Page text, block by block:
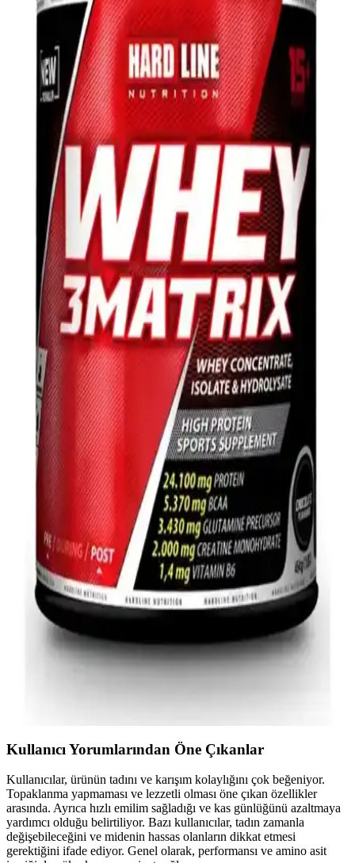
Yüksek kaliteli, düşük yağlı ve karbonhidratlı whey protein tozu,
kas gelişimini hızlandırır, kolay emilir ve lezzetli çilek aromasıyla
sporcuların favorisi olur.
Saç Ürünlerindeki Proteinlerin Saç Sağlığına
Etkileri ve Kullanım Koşulları
Saç ürünlerindeki proteinlerin saça etkisi, ürün formülasyonu,
protein türü ve saç tipine bağlıdır. Doğru kullanıldığında saçın
güçlenmesine katkı sağlar ancak yapısal tamir konusunda bilimsel
şüpheler sürmektedir.
Bigjoy ve Hardline BCAA ve Glutamin Takviyeleri
Karşılaştırması
Bu makalede Bigjoy Vitamins Big2 BCAA+ Glutamine ve Hardline
BCAA Matrix ürünleri detaylı şekilde karşılaştırılıyor. İçerik, aroma,
kullanıcı yorumları ve performans etkileri analiz edilerek, doğru
seçim yapmanıza yardımcı oluyor.
Hardline Nutrition Whey 3 Matrix Protein Tozu
Karşılaştırması Çikolata ve Muz Aroması Özellikleri
Hardline Nutrition Whey 3 Matrix protein tozunun çikolata ve muz
aromalı versiyonlarını içerik, kullanım ve kullanıcı deneyimleriyle
karşılaştırıyoruz.
Hardline Nutrition Gainer Ürünleri Karşılaştırması:
İçerik, Kullanım ve Yorumlar
İki popüler Hardline gainer ürününün içerik, kullanım ve kullanıcı
yorumlarıyla detaylı karşılaştırması. Performans, enerji ve kas
gelişimine etkileri inceleniyor.
Hardline Pro Gainer ve Progainer Çikolata
Ürünlerinin Karşılaştırması ve Kullanıcı Yorumları
Bu makalede Hardline Pro Gainer ve Progainer Çikolata ürünleri
detaylı karşılaştırılıyor, içerik, lezzet ve kullanım kolaylığı gibi
kriterler inceleniyor.
Hardline Whey 3 Matrix Protein Tozu Çeşitleri
Karşılaştırması ve Kullanıcı Yorumları
Kullanıcı Yorumlarından Öne Çıkanlar
Kullanıcılar, ürünün tadını ve karışım kolaylığını çok beğeniyor.
Topaklanma yapmaması ve lezzetli olması öne çıkan özellikler
arasında. Ayrıca hızlı emilim sağladığı ve kas günlüğünü azaltmaya
yardımcı olduğu belirtiliyor. Bazı kullanıcılar, tadın zamanla
değişebileceğini ve midenin hassas olanların dikkat etmesi
gerektiğini ifade ediyor. Genel olarak, performansı ve amino asit